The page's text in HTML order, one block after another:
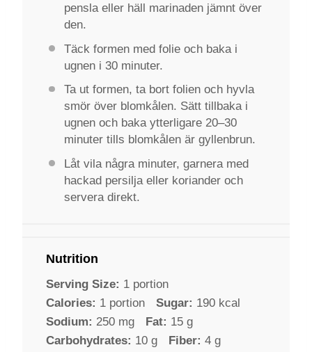
pensla eller häll marinaden jämnt över
den.
Täck formen med folie och baka i
ugnen i 30 minuter.
Ta ut formen, ta bort folien och hyvla
smör över blomkålen. Sätt tillbaka i
ugnen och baka ytterligare 20–30
minuter tills blomkålen är gyllenbrun.
Låt vila några minuter, garnera med
hackad persilja eller koriander och
servera direkt.
Nutrition
Serving Size: 1 portion
Calories: 1 portion Sugar: 190 kcal
Sodium: 250 mg Fat: 15 g
Carbohydrates: 10 g Fiber: 4 g